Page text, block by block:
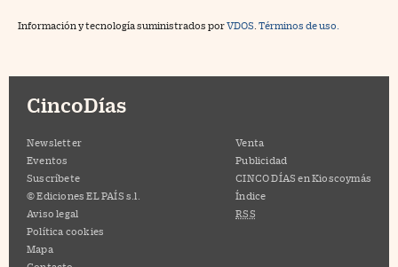
Información y tecnología suministrados porVDOS Términos de uso.
CincoDías
Newsletter
Eventos
Suscríbete
© Ediciones EL PAÍS s.l.
Aviso legal
Política cookies
Mapa
Venta
Publicidad
CINCO DÍAS en Kioscoymás
Índice
RSS